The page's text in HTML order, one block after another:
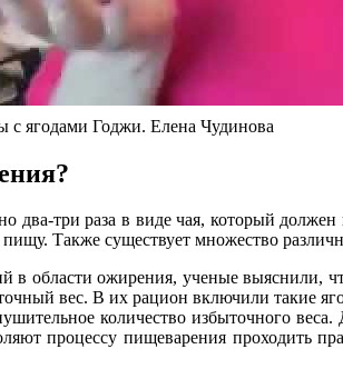
ягодами Годжи. Елена Чудинова
три раза в виде чая, который
Также существует множество
в области ожирения, ученые
вес. В их рацион включили такие
количество избыточного
процессу пищеварения